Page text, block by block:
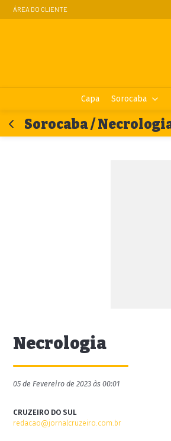
ÁREA DO CLIENTE
Capa Sorocaba
Sorocaba /
Necrologia
05 de Fevereiro de 2023 às 00:01
CRUZEIRO DO SUL
redacao@jornalcruzeiro.com.br